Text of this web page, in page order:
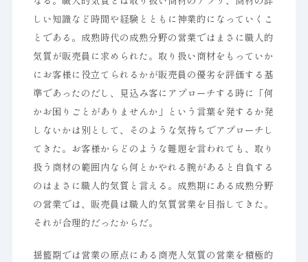
しい知識など時間や経験とともに神業的になっていくこ
とである。成熟時代の成熟分野の営業ではまさに職人的
気質が販売員に求められた。取り扱い商材をもっていか
にお客様に役立てられるかが販売員の優劣を評価する基
準であったのだし、見込み客にアプローチする時に「何
かお困りごとがありませんか」という言葉を発するか発
しないかは別として、そのような気持ちでアプローチし
てきた。お客様からどのような難題を言われても、取り
扱う商材の範囲内なら何とかやれる腕があると自負する
のはまさに職人的気質と言える。成熟期にある成熟分野
の営業では、販売員は職人的気質営業を目指してきた。
それが合理的だったからだ。
揺籃期では営業の原点にある商売人気質の営業を積極的